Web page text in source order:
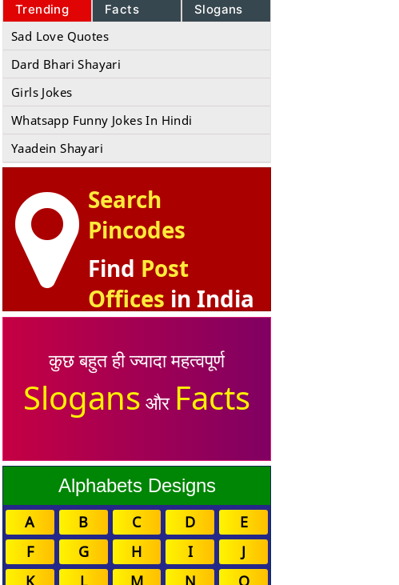
व्हाट्सएप शायरी Whatsapp Shayari नई शायरी
Trending Facts Slogans
Sad Love Quotes
Dard Bhari Shayari
Girls Jokes
Whatsapp Funny Jokes In Hindi
Yaadein Shayari
Search
Pincodes
Find Post
Offices in India
कुछ बहुत ही ज्यादा महत्वपूर्ण
Slogans और Facts
Alphabets Designs
A B C D
E
F
G H I
J